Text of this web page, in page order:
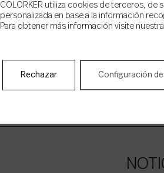
COLORKER utiliza cookies de terceros,
personalizada en base a la información
Para obtener más información visite nuestra
Rechazar Configuración